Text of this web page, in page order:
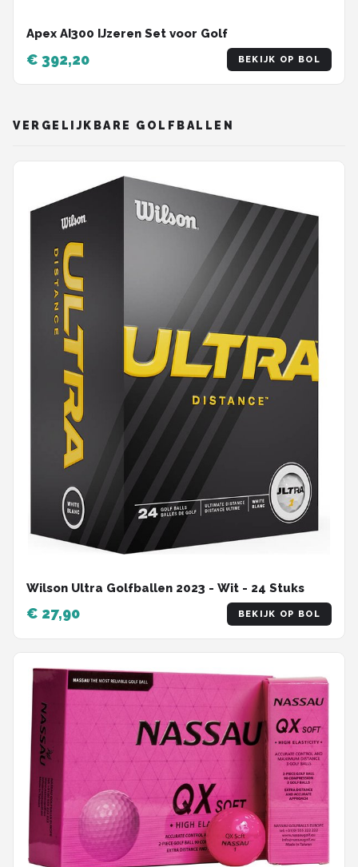
Apex AI300 IJzeren Set voor Golf
€ 392,20 BEKIJK OP BOL
VERGELIJKBARE GOLFBALLEN
Wilson Ultra Golfballen 2023 - Wit - 24 Stuks
€ 27,90 BEKIJK OP BOL